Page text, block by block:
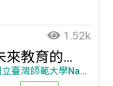
1.52k
未來教育的重塑者：以學習者為主體的數位孿生AI實踐
國立臺灣師範大學National Taiwan Normal University